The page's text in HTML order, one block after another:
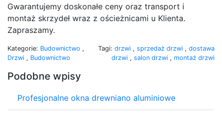
Gwarantujemy doskonałe ceny oraz transport i
montaż skrzydeł wraz z ościeżnicami u Klienta.
Zapraszamy.
Kategorie: Budownictwo ,
Drzwi , Budownictwo
Tagi: drzwi , sprzedaż drzwi , dostawa
drzwi , salon drzwi , montaż drzwi
Podobne wpisy
Profesjonalne okna drewniano aluminiowe